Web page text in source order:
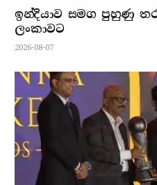
ඉන්දියාව සමග පුහුණු
ලංකාවට
2026-08-07